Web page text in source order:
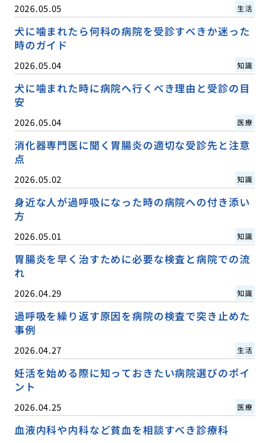
2026.05.05 生活
犬に噛まれたら何科の病院を受診すべきか迷った
時のガイド
2026.05.04 知識
犬に噛まれた時に病院へ行くべき理由と受診の目
安
2026.05.04 医療
消化器専門医に聞く胃腸炎の適切な受診先と注意
点
2026.05.02 知識
身近な人が過呼吸になった時の病院への付き添い
方
2026.05.01 知識
胃腸炎を早く治すために必要な検査と病院での流
れ
2026.04.29 知識
過呼吸を繰り返す原因を病院の検査で突き止めた
事例
2026.04.27 生活
妊活を始める際に知っておきたい病院選びのポイ
ント
2026.04.25 医療
血液内科や内科など貧血を相談すべき診療科